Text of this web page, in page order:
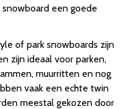
een goede
of park snowboards zijn
zijn ideaal voor parken,
muurritten en nog
vaak een echte twin
meestal gekozen door